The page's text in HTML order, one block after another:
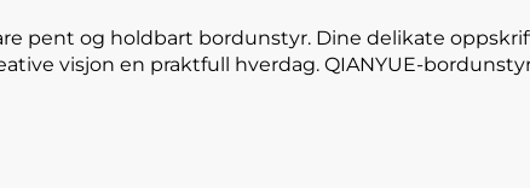
pent og holdbart bordunstyr. Dine delikate
visjon en praktfull hverdag. QIANYUE-